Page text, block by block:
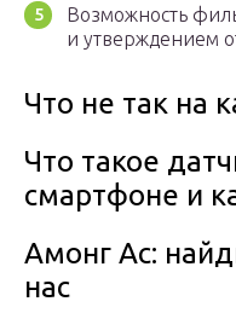
Возможность
и утверждением
Что не так на
Что такое
смартфоне и
Амонг Ас:
нас